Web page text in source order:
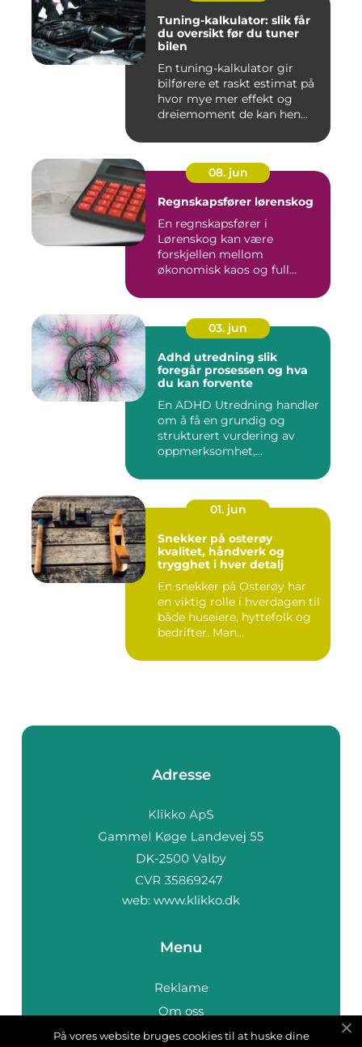
Tuning-kalkulator: slik får
du oversikt før du tuner
bilen
En tuning-kalkulator gir
bilførere et raskt estimat på
hvor mye mer effekt og
dreiemoment de kan hen...
08. jun
Regnskapsfører lørenskog
En regnskapsfører i
Lørenskog kan være
forskjellen mellom
økonomisk kaos og full
03. jun
Adhd utredning slik
foregår prosessen og hva
du kan forvente
En ADHD Utredning handler
om å få en grundig og
strukturert vurdering av
oppmerksomhet,
01. jun
Snekker på osterøy
kvalitet, håndverk og
trygghet i hver detalj
En snekker på Osterøy har
en viktig rolle i hverdagen til
både huseiere, hyttefolk og
bedrifter. Man...
Adresse
web: www.klikko.dk
Menu
Reklame
Om oss
Cookies
På vores website bruges cookies til at huske dine